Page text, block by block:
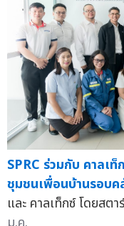
SPRC ร่วมกับ คาลเ
ชุมชนเพื่อนบ้านรอบค
และ คาลเท็กซ์ โดยสต